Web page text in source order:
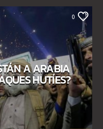
0
A ARABIA
HUTÍES?